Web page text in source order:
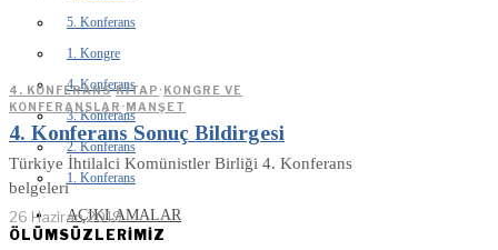
5. Konferans
1. Kongre
4. Konferans
3. Konferans
2. Konferans
1. Konferans
AÇIKLAMALAR
4. KONFERANS·KITAP ·KONGRE VE
KONFERANSLAR ·MANŞET
4. Konferans Sonuç Bildirgesi
Türkiye İhtilalci Komünistler Birliği 4. Konferans
belgeleri
26 Haziran 2019
ÖLÜMSÜZLERİMİZ